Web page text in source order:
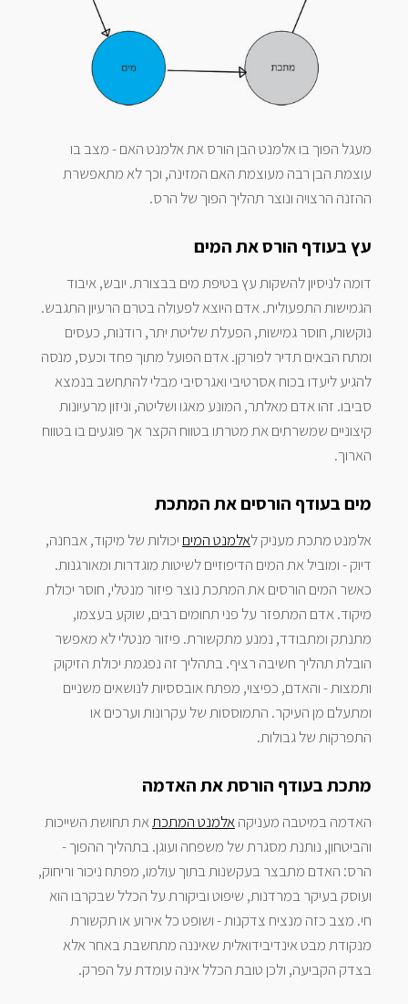
מעגל הפוך בו אלמנט הבן הורס את אלמנט האם - מצב בו
עוצמת הבן רבה מעוצמת האם המזינה, וכך לא מתאפשרת
ההזנה הרצויה ונוצר תהליך הפוך של הרס.
עץ בעודף הורס את המים
דומה לניסיון להשקות עץ בטיפת מים בבצורת. יובש, איבוד
הגמישות התפעולית. אדם היוצא לפעולה בטרם הרעיון התגבש.
נוקשות, חוסר גמישות, הפעלת שליטת יתר, רודנות, כעסים
ומתח הבאים תדיר לפורקן. אדם הפועל מתוך פחד וכעס, מנסה
להגיע ליעדו בכוח אסרטיבי ואגרסיבי מבלי להתחשב בנמצא
סביבו. זהו אדם מאלתר, המונע מאגו ושליטה, וניזון מרעיונות
קיצוניים שמשרתים את מטרתו בטווח הקצר אך פוגעים בו בטווח
הארוך.
מים בעודף הורסים את המתכת
אלמנט מתכת מעניק לאלמנט המים יכולות של מיקוד, אבחנה,
דיוק - ומוביל את המים הדיפוזיים לשיטות מוגדרות ומאורגנות.
כאשר המים הורסים את המתכת נוצר פיזור מנטלי, חוסר יכולת
מיקוד. אדם המתפזר על פני תחומים רבים, שוקע בעצמו,
מתנתק ומתבודד, נמנע מתקשורת. פיזור מנטלי לא מאפשר
הובלת תהליך חשיבה רציף. בתהליך זה נפגמת יכולת הזיקוק
ותמצות - והאדם, כפיצוי, מפתח אובססיות לנושאים משניים
ומתעלם מן העיקר. התמוססות של עקרונות וערכים או
התפרקות של גבולות.
מתכת בעודף הורסת את האדמה
האדמה במיטבה מעניקהאלמנט המתכתאת תחושת השייכות
והביטחון, נותנת מסגרת של משפחה ועוגן. בתהליך ההפוך -
הרס: האדם מתבצר בעקשנות בתוך עולמו, מפתח ניכור וריחוק,
ועוסק בעיקר במרדנות, שיפוט וביקורת על הכלל שבקרבו הוא
חי. מצב כזה מנציח צדקנות - ושופט כל אירוע או תקשורת
מנקודת מבט אינדיבידואלית שאיננה מתחשבת באחר אלא
בצדק הקביעה, ולכן טובת הכלל אינה עומדת על הפרק.